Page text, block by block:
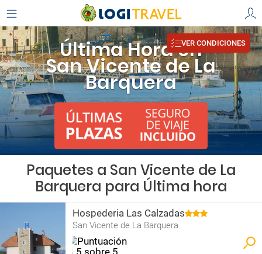
Última Hora en
San Vicente de La
Barquera
VER CONDICIONES
Paquetes a San Vicente de La
Barquera para Última hora
Hospederia Las Calzadas
San Vicente de La Barquera